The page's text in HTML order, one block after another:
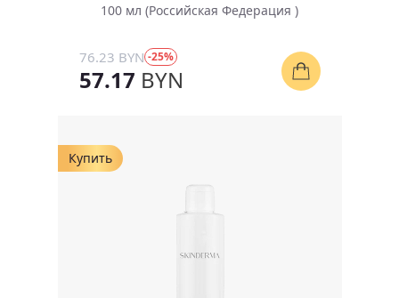
100 мл (Российская Федерация )
76.23 BYN -25%
57.17 BYN
Купить